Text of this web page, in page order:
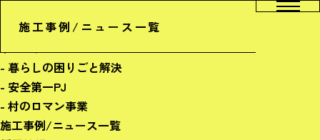
施工事例/ニュース一覧
会社概要
サービス
- 暮らしの困りごと解決
- 安全第一PJ
- 村のロマン事業
施工事例/ニュース一覧